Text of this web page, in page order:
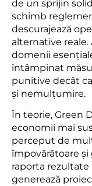
de un sprijin
schimb
descurajează
alternative
domenii
întâmpinat
punitive decât
și nemulțumire.
În teorie, Green
economii mai
perceput de
împovărătoare și
raporta rezultate
generează